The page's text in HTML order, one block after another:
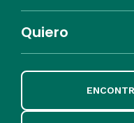
Quiero